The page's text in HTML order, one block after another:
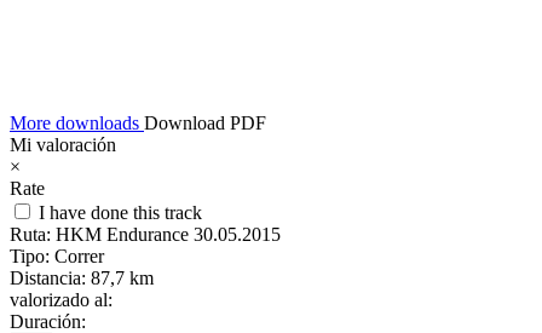
More downloads Download PDF
Mi valoración
×
Rate
I have done this track
Ruta: HKM Endurance 30.05.2015
Tipo: Correr
Distancia: 87,7 km
valorizado al:
Duración: